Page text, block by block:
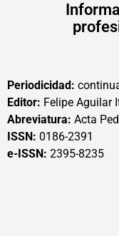
Periodicidad:
Editor: Felipe Aguilar
Abreviatura: Acta
ISSN: 0186-2391
e-ISSN: 2395-8235